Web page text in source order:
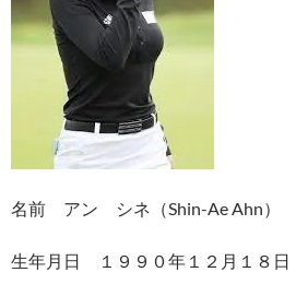
名前 アン シネ（Shin-Ae Ahn）
生年月日 １９９０年１２月１８日